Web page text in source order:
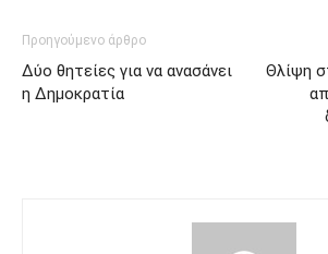
Προηγούμενο άρθρο
Δύο θητείες για να ανασάνει
η Δημοκρατία
Θλίψη